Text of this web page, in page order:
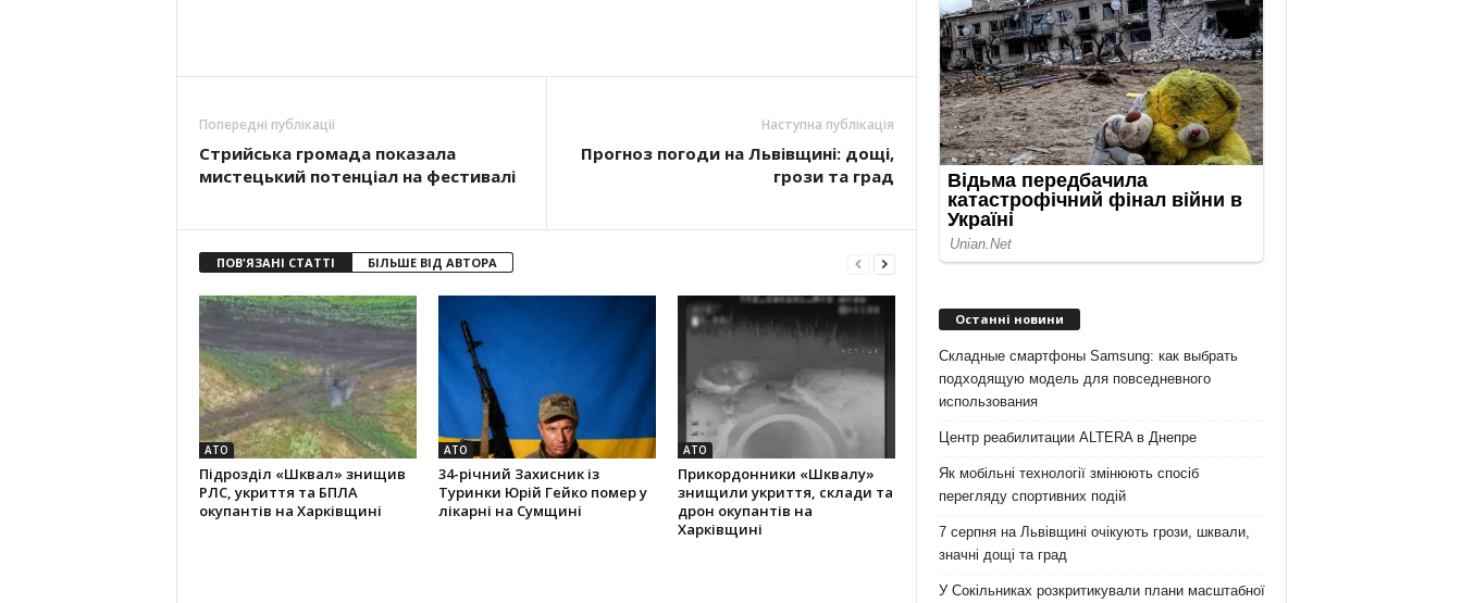
Попередні публікації
Стрийська громада показала
мистецький потенціал на фестивалі
Наступна публікація
Прогноз погоди на Львівщині: дощі,
грози та град
ПОВ'ЯЗАНІ СТАТТІ БІЛЬШЕ ВІД АВТОРА
АТО
Підрозділ «Шквал» знищив
РЛС, укриття та БПЛА
окупантів на Харківщині
АТО
34-річний Захисник із
Туринки Юрій Гейко помер у
лікарні на Сумщині
АТО
Прикордонники «Шквалу»
знищили укриття, склади та
дрон окупантів на
Харківщині
Останні новини
Складные смартфоны Samsung: как выбрать
подходящую модель для повседневного
использования
Центр реабилитации ALTERA в Днепре
Як мобільні технології змінюють спосіб
перегляду спортивних подій
7 серпня на Львівщині очікують грози, шквали,
значні дощі та град
У Сокільниках розкритикували плани масштабної